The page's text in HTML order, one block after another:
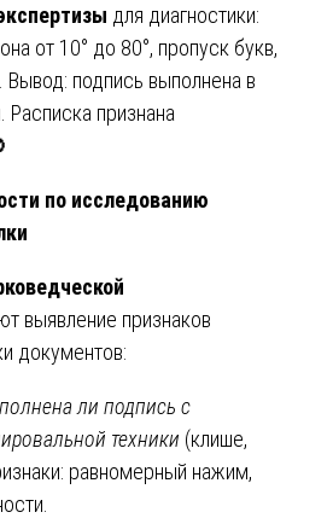
для диагностики:
от 10° до 80°, пропуск букв,
подпись выполнена в
Расписка признана
по исследованию
выявление признаков
документов:
ли подпись с
техники (клише,
равномерный нажим,